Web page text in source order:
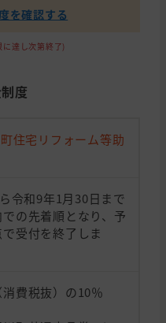
を確認する
達し次第終了)
度
住宅リフォーム等助
令和9年1月30日まで
の先着順となり、予
受付を終了しま
費税抜）の10％